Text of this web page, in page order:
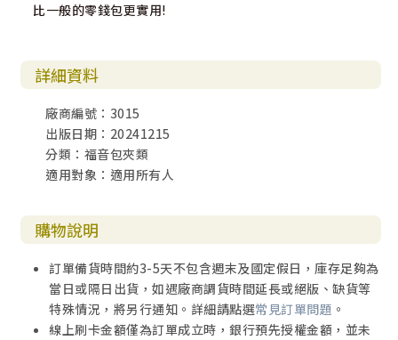
比一般的零錢包更實用!
詳細資料
廠商編號：3015
出版日期：20241215
分類：福音包夾類
適用對象：適用所有人
購物說明
訂單備貨時間約3-5天不包含週末及國定假日，庫存足夠為
當日或隔日出貨，如遇廠商調貨時間延長或絕版、缺貨等
特殊情況，將另行通知。詳細請點選常見訂單問題 。
線上刷卡金額僅為訂單成立時，銀行預先授權金額，並未